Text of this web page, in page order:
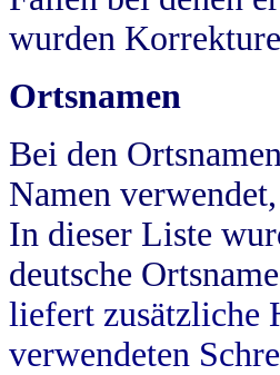
wurden
Ortsnamen
Bei den
Namen
In dieser Liste
deutsche
liefert zusätzliche
verwendeten